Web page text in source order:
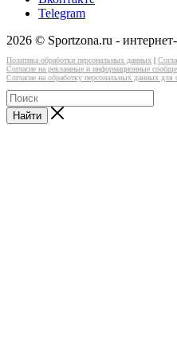
Telegram
2026 © Sportzona.ru -
Политика обработки персональных данных |
Согласие на рекламные и информационные
Согласие на обработку персональных данных для
Найти